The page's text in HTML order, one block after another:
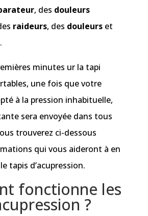
, des douleurs
raideurs, des douleurset
.
minutes ur la tapi
une fois que votre
à la pression inhabituelle,
sera envoyée dans tous
trouverez ci-dessous
qui vous aideront à en
tapis d’acupression.
fonctionne les
?